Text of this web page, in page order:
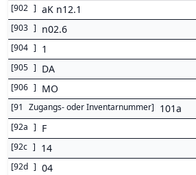
[902 ] aK n12.1
[903 ] n02.6
[904 ] 1
[905 ] DA
[906 ] MO
[91 Zugangs- oder Inventarnummer] 101a
[92a ] F
[92c ] 14
[92d ] 04